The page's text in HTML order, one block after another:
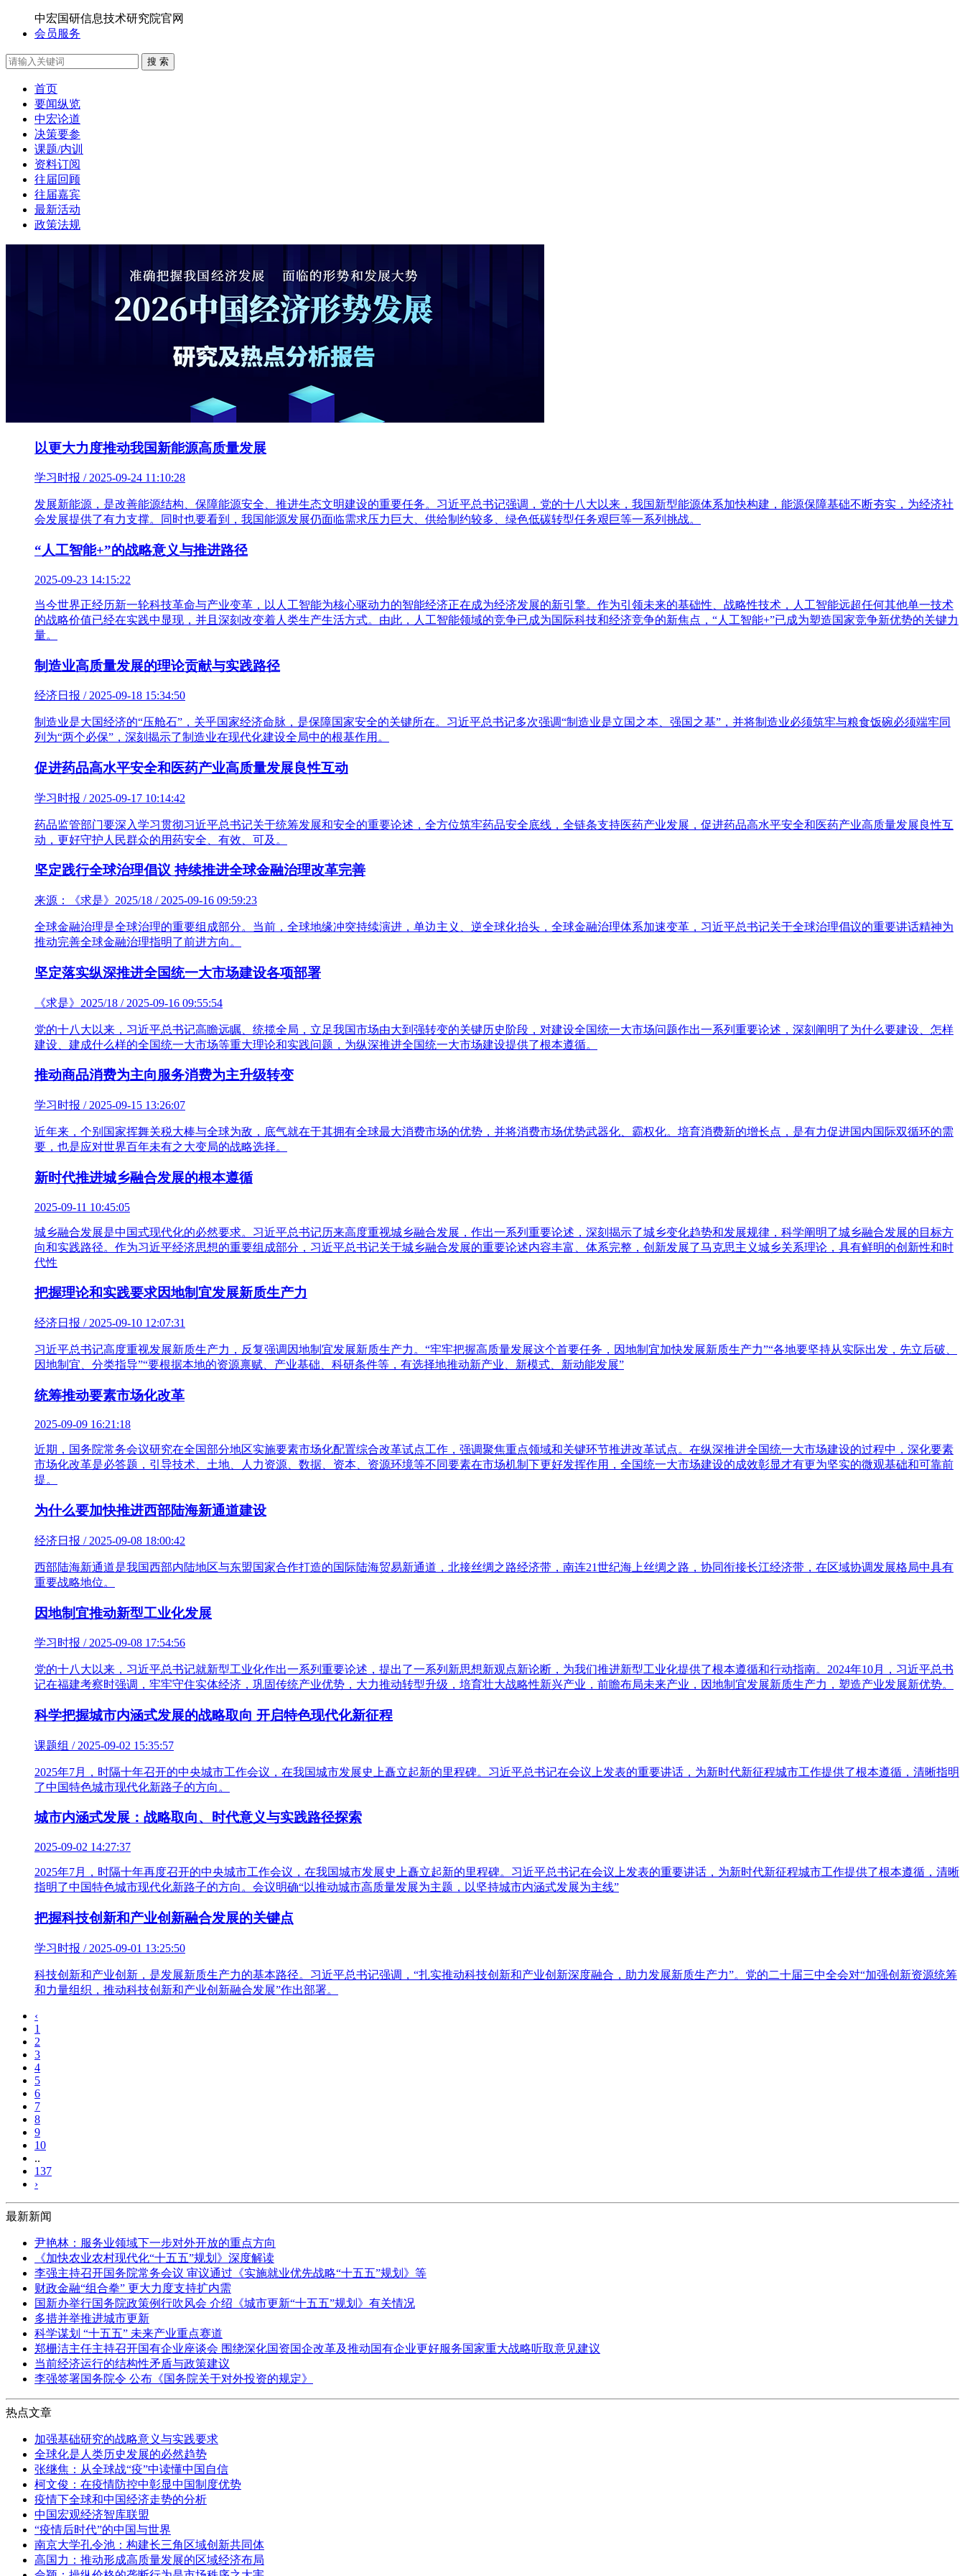
中宏国研信息技术研究院官网
会员服务
搜 索
首页
要闻纵览
中宏论道
决策要参
课题/内训
资料订阅
往届回顾
往届嘉宾
最新活动
政策法规
以更大力度推动我国新能源高质量发展
学习时报 / 2025-09-24 11:10:28
发展新能源，是改善能源结构、保障能源安全、推进生态文明建设的重要任务。习近平总书记强调，党的十八大以来，我国新型能源体系加快构建，能源保障基础不断夯实，为经济社
会发展提供了有力支撑。同时也要看到，我国能源发展仍面临需求压力巨大、供给制约较多、绿色低碳转型任务艰巨等一系列挑战。
“人工智能+”的战略意义与推进路径
2025-09-23 14:15:22
当今世界正经历新一轮科技革命与产业变革，以人工智能为核心驱动力的智能经济正在成为经济发展的新引擎。作为引领未来的基础性、战略性技术，人工智能远超任何其他单一技术
的战略价值已经在实践中显现，并且深刻改变着人类生产生活方式。由此，人工智能领域的竞争已成为国际科技和经济竞争的新焦点，“人工智能+”已成为塑造国家竞争新优势的关键力
量。
制造业高质量发展的理论贡献与实践路径
经济日报 / 2025-09-18 15:34:50
制造业是大国经济的“压舱石”，关乎国家经济命脉，是保障国家安全的关键所在。习近平总书记多次强调“制造业是立国之本、强国之基”，并将制造业必须筑牢与粮食饭碗必须端牢同
列为“两个必保”，深刻揭示了制造业在现代化建设全局中的根基作用。
促进药品高水平安全和医药产业高质量发展良性互动
学习时报 / 2025-09-17 10:14:42
药品监管部门要深入学习贯彻习近平总书记关于统筹发展和安全的重要论述，全方位筑牢药品安全底线，全链条支持医药产业发展，促进药品高水平安全和医药产业高质量发展良性互
动，更好守护人民群众的用药安全、有效、可及。
坚定践行全球治理倡议 持续推进全球金融治理改革完善
来源：《求是》2025/18 / 2025-09-16 09:59:23
全球金融治理是全球治理的重要组成部分。当前，全球地缘冲突持续演进，单边主义、逆全球化抬头，全球金融治理体系加速变革，习近平总书记关于全球治理倡议的重要讲话精神为
推动完善全球金融治理指明了前进方向。
坚定落实纵深推进全国统一大市场建设各项部署
《求是》2025/18 / 2025-09-16 09:55:54
党的十八大以来，习近平总书记高瞻远瞩、统揽全局，立足我国市场由大到强转变的关键历史阶段，对建设全国统一大市场问题作出一系列重要论述，深刻阐明了为什么要建设、怎样
建设、建成什么样的全国统一大市场等重大理论和实践问题，为纵深推进全国统一大市场建设提供了根本遵循。
推动商品消费为主向服务消费为主升级转变
学习时报 / 2025-09-15 13:26:07
近年来，个别国家挥舞关税大棒与全球为敌，底气就在于其拥有全球最大消费市场的优势，并将消费市场优势武器化、霸权化。培育消费新的增长点，是有力促进国内国际双循环的需
要，也是应对世界百年未有之大变局的战略选择。
新时代推进城乡融合发展的根本遵循
2025-09-11 10:45:05
城乡融合发展是中国式现代化的必然要求。习近平总书记历来高度重视城乡融合发展，作出一系列重要论述，深刻揭示了城乡变化趋势和发展规律，科学阐明了城乡融合发展的目标方
向和实践路径。作为习近平经济思想的重要组成部分，习近平总书记关于城乡融合发展的重要论述内容丰富、体系完整，创新发展了马克思主义城乡关系理论，具有鲜明的创新性和时
代性
把握理论和实践要求因地制宜发展新质生产力
经济日报 / 2025-09-10 12:07:31
习近平总书记高度重视发展新质生产力，反复强调因地制宜发展新质生产力。“牢牢把握高质量发展这个首要任务，因地制宜加快发展新质生产力”“各地要坚持从实际出发，先立后破、
因地制宜、分类指导”“要根据本地的资源禀赋、产业基础、科研条件等，有选择地推动新产业、新模式、新动能发展”
统筹推动要素市场化改革
2025-09-09 16:21:18
近期，国务院常务会议研究在全国部分地区实施要素市场化配置综合改革试点工作，强调聚焦重点领域和关键环节推进改革试点。在纵深推进全国统一大市场建设的过程中，深化要素
市场化改革是必答题，引导技术、土地、人力资源、数据、资本、资源环境等不同要素在市场机制下更好发挥作用，全国统一大市场建设的成效彰显才有更为坚实的微观基础和可靠前
提。
为什么要加快推进西部陆海新通道建设
经济日报 / 2025-09-08 18:00:42
西部陆海新通道是我国西部内陆地区与东盟国家合作打造的国际陆海贸易新通道，北接丝绸之路经济带，南连21世纪海上丝绸之路，协同衔接长江经济带，在区域协调发展格局中具有
重要战略地位。
因地制宜推动新型工业化发展
学习时报 / 2025-09-08 17:54:56
党的十八大以来，习近平总书记就新型工业化作出一系列重要论述，提出了一系列新思想新观点新论断，为我们推进新型工业化提供了根本遵循和行动指南。2024年10月，习近平总书
记在福建考察时强调，牢牢守住实体经济，巩固传统产业优势，大力推动转型升级，培育壮大战略性新兴产业，前瞻布局未来产业，因地制宜发展新质生产力，塑造产业发展新优势。
科学把握城市内涵式发展的战略取向 开启特色现代化新征程
课题组 / 2025-09-02 15:35:57
2025年7月，时隔十年召开的中央城市工作会议，在我国城市发展史上矗立起新的里程碑。习近平总书记在会议上发表的重要讲话，为新时代新征程城市工作提供了根本遵循，清晰指明
了中国特色城市现代化新路子的方向。
城市内涵式发展：战略取向、时代意义与实践路径探索
2025-09-02 14:27:37
2025年7月，时隔十年再度召开的中央城市工作会议，在我国城市发展史上矗立起新的里程碑。习近平总书记在会议上发表的重要讲话，为新时代新征程城市工作提供了根本遵循，清晰
指明了中国特色城市现代化新路子的方向。会议明确“以推动城市高质量发展为主题，以坚持城市内涵式发展为主线”
把握科技创新和产业创新融合发展的关键点
学习时报 / 2025-09-01 13:25:50
科技创新和产业创新，是发展新质生产力的基本路径。习近平总书记强调，“扎实推动科技创新和产业创新深度融合，助力发展新质生产力”。党的二十届三中全会对“加强创新资源统筹
和力量组织，推动科技创新和产业创新融合发展”作出部署。
‹
1
2
3
4
5
6
7
8
9
10
..
137
›
最新新闻
尹艳林：服务业领域下一步对外开放的重点方向
《加快农业农村现代化“十五五”规划》深度解读
李强主持召开国务院常务会议 审议通过《实施就业优先战略“十五五”规划》等
财政金融“组合拳” 更大力度支持扩内需
国新办举行国务院政策例行吹风会 介绍《城市更新“十五五”规划》有关情况
多措并举推进城市更新
科学谋划 “十五五” 未来产业重点赛道
郑栅洁主任主持召开国有企业座谈会 围绕深化国资国企改革及推动国有企业更好服务国家重大战略听取意见建议
当前经济运行的结构性矛盾与政策建议
李强签署国务院令 公布《国务院关于对外投资的规定》
热点文章
加强基础研究的战略意义与实践要求
全球化是人类历史发展的必然趋势
张继焦：从全球战“疫”中读懂中国自信
柯文俊：在疫情防控中彰显中国制度优势
疫情下全球和中国经济走势的分析
中国宏观经济智库联盟
“疫情后时代”的中国与世界
南京大学孔令池：构建长三角区域创新共同体
高国力：推动形成高质量发展的区域经济布局